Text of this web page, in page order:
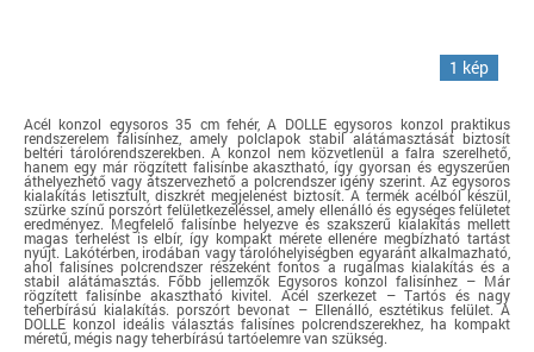
1 kép
Acél konzol egysoros 35 cm fehér, A DOLLE egysoros konzol praktikus
rendszerelem falisínhez, amely polclapok stabil alátámasztását biztosít
beltéri tárolórendszerekben. A konzol nem közvetlenül a falra szerelhető,
hanem egy már rögzített falisínbe akasztható, így gyorsan és egyszerűen
áthelyezhető vagy átszervezhető a polcrendszer igény szerint. Az egysoros
kialakítás letisztult, diszkrét megjelenést biztosít. A termék acélból készül,
szürke színű porszórt felületkezeléssel, amely ellenálló és egységes felületet
eredményez. Megfelelő falisínbe helyezve és szakszerű kialakítás mellett
magas terhelést is elbír, így kompakt mérete ellenére megbízható tartást
nyújt. Lakótérben, irodában vagy tárolóhelyiségben egyaránt alkalmazható,
ahol falisínes polcrendszer részeként fontos a rugalmas kialakítás és a
stabil alátámasztás. Főbb jellemzők Egysoros konzol falisínhez – Már
rögzített falisínbe akasztható kivitel. Acél szerkezet – Tartós és nagy
teherbírású kialakítás. porszórt bevonat – Ellenálló, esztétikus felület. A
DOLLE konzol ideális választás falisínes polcrendszerekhez, ha kompakt
méretű, mégis nagy teherbírású tartóelemre van szükség.